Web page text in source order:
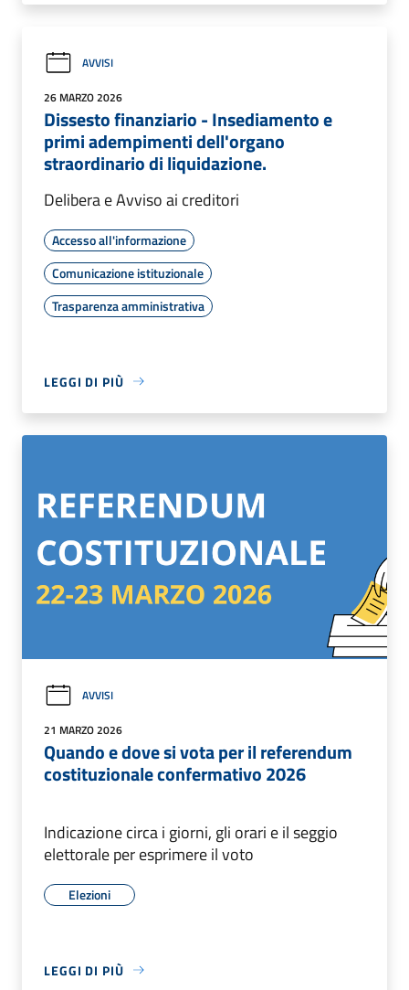
AVVISI
26 MARZO 2026
Dissesto finanziario - Insediamento e
primi adempimenti dell'organo
straordinario di liquidazione.
Delibera e Avviso ai creditori
Accesso all'informazione
Comunicazione istituzionale
Trasparenza amministrativa
LEGGI DI PIÙ
AVVISI
21 MARZO 2026
Quando e dove si vota per il referendum
costituzionale confermativo 2026
Indicazione circa i giorni, gli orari e il seggio
elettorale per esprimere il voto
Elezioni
LEGGI DI PIÙ